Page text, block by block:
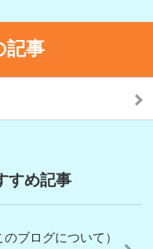
記事
すめ記事
ブログについて）